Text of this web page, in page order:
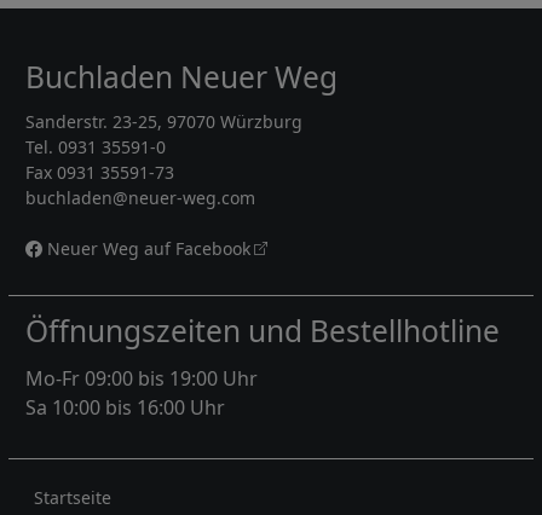
Buchladen Neuer Weg
Sanderstr. 23-25, 97070 Würzburg
Tel. 0931 35591-0
Fax 0931 35591-73
buchladen@neuer-weg.com
Neuer Weg auf Facebook
Öffnungszeiten und Bestellhotline
Mo-Fr 09:00 bis 19:00 Uhr
Sa 10:00 bis 16:00 Uhr
Rechtliches
Startseite